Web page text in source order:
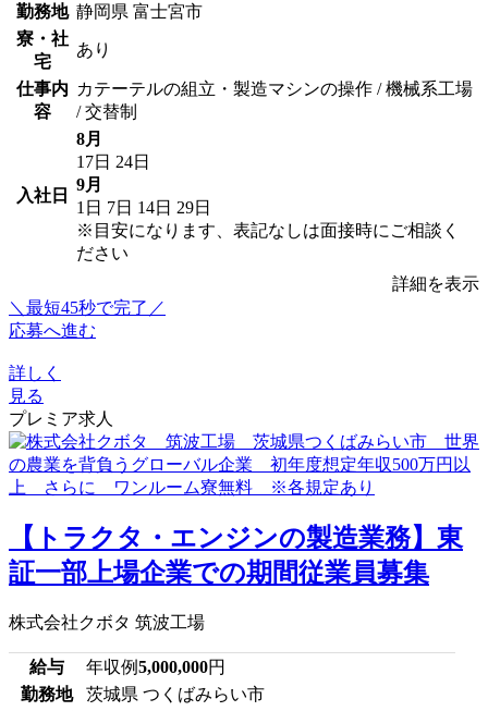
勤務地 静岡県 富士宮市
寮・社
宅
あり
仕事内
容
カテーテルの組立・製造マシンの操作 / 機械系工場
/ 交替制
入社日
8月
17日 24日
9月
1日 7日 14日 29日
※目安になります、表記なしは面接時にご相談く
ださい
詳細を表示
＼最短45秒で完了／
応募へ進む
詳しく
見る
プレミア求人
【トラクタ・エンジンの製造業務】東
証一部上場企業での期間従業員募集
株式会社クボタ 筑波工場
給与 年収例5,000,000円
勤務地
茨城県 つくばみらい市